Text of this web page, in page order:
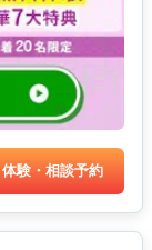
体験・相談予約